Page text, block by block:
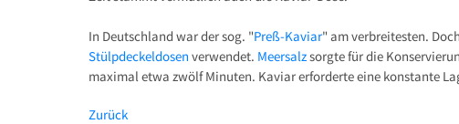
In Deutschland war der sog. "Preß-Kaviar" am verbreitesten.
Stülpdeckeldosen verwendet. Meersalzsorgte für die
maximal etwa zwölf Minuten. Kaviar erforderte eine konstante
Zurück